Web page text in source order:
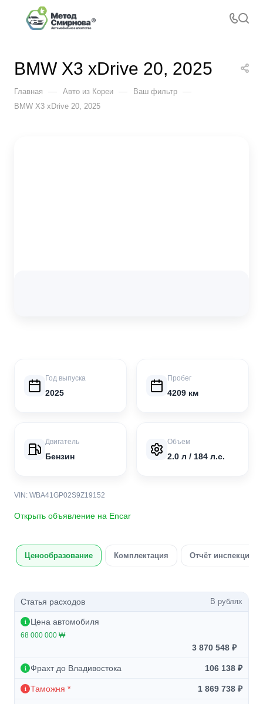
BMW X3 xDrive 20, 2025
Главная — Авто из Кореи — Ваш фильтр —
BMW X3 xDrive 20, 2025
Год выпуска
2025
Пробег
4209 км
Двигатель
Бензин
Объем
2.0 л / 184 л.с.
VIN: WBA41GP02S9Z19152
Открыть объявление на Encar
Ценообразование Комплектация Отчёт инспекции
Статья расходов В рублях
Цена автомобиля
68 000 000 ₩
3 870 548 ₽
Фрахт до Владивостока 106 138 ₽
Таможня * 1 869 738 ₽